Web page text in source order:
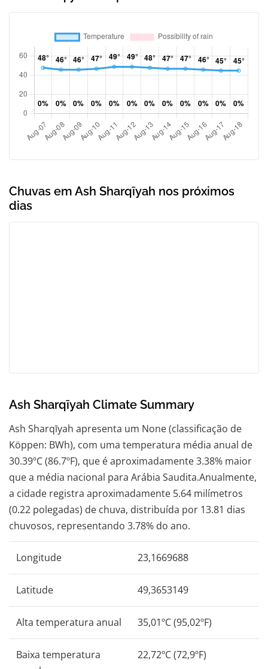
Chuvas em Ash Sharqīyah nos próximos
dias
Ash Sharqīyah Climate Summary
Ash Sharqīyah apresenta um None (classificação de
Köppen: BWh), com uma temperatura média anual de
30.39ºC (86.7ºF), que é aproximadamente 3.38% maior
que a média nacional para Arábia Saudita.Anualmente,
a cidade registra aproximadamente 5.64 milímetros
(0.22 polegadas) de chuva, distribuída por 13.81 dias
chuvosos, representando 3.78% do ano.
Longitude 23,1669688
Latitude 49,3653149
Alta temperatura anual 35,01ºC (95,02ºF)
Baixa temperatura
22,72ºC (72,9ºF)